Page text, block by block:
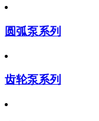
圆弧泵系列
齿轮泵系列